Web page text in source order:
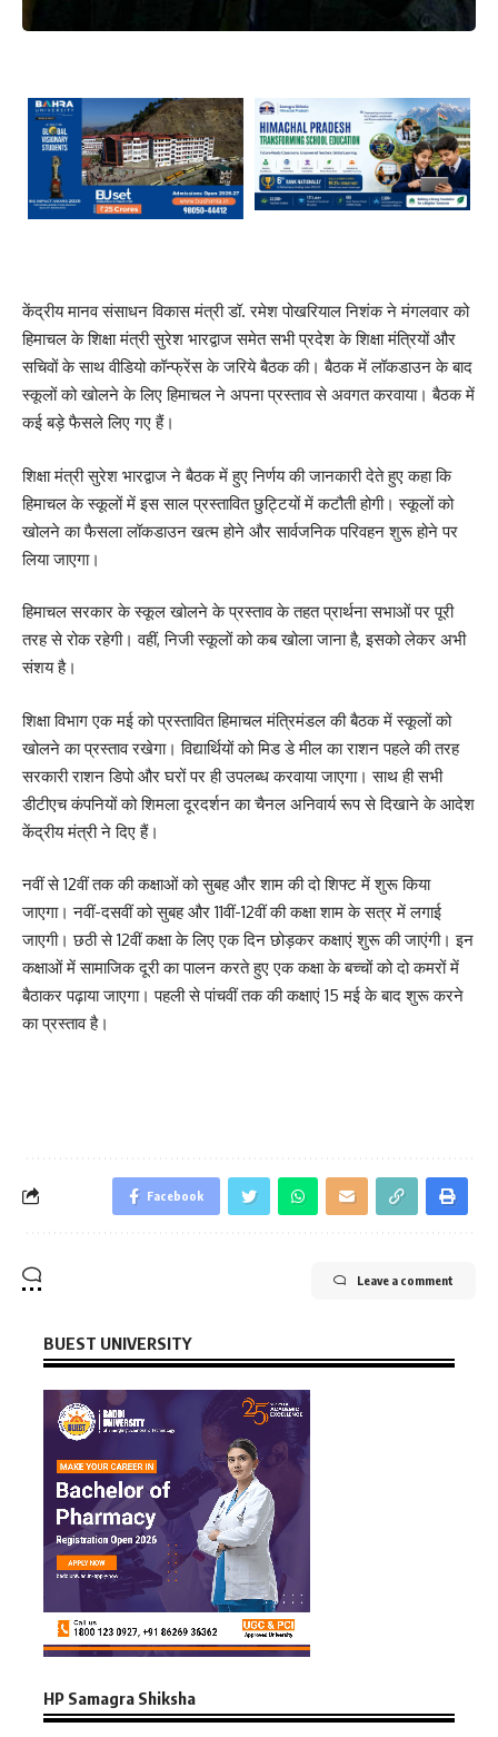
केंद्रीय मानव संसाधन विकास मंत्री डॉ. रमेश पोखरियाल निशंक ने मंगलवार को
हिमाचल के शिक्षा मंत्री सुरेश भारद्वाज समेत सभी प्रदेश के शिक्षा मंत्रियों और
सचिवों के साथ वीडियो कॉन्फ्रेंस के जरिये बैठक की। बैठक में लॉकडाउन के बाद
स्कूलों को खोलने के लिए हिमाचल ने अपना प्रस्ताव से अवगत करवाया। बैठक में
कई बड़े फैसले लिए गए हैं।
शिक्षा मंत्री सुरेश भारद्वाज ने बैठक में हुए निर्णय की जानकारी देते हुए कहा कि
हिमाचल के स्कूलों में इस साल प्रस्तावित छुट्टियों में कटौती होगी। स्कूलों को
खोलने का फैसला लॉकडाउन खत्म होने और सार्वजनिक परिवहन शुरू होने पर
लिया जाएगा।
हिमाचल सरकार के स्कूल खोलने के प्रस्ताव के तहत प्रार्थना सभाओं पर पूरी
तरह से रोक रहेगी। वहीं, निजी स्कूलों को कब खोला जाना है, इसको लेकर अभी
संशय है।
शिक्षा विभाग एक मई को प्रस्तावित हिमाचल मंत्रिमंडल की बैठक में स्कूलों को
खोलने का प्रस्ताव रखेगा। विद्यार्थियों को मिड डे मील का राशन पहले की तरह
सरकारी राशन डिपो और घरों पर ही उपलब्ध करवाया जाएगा। साथ ही सभी
डीटीएच कंपनियों को शिमला दूरदर्शन का चैनल अनिवार्य रूप से दिखाने के आदेश
केंद्रीय मंत्री ने दिए हैं।
नवीं से 12वीं तक की कक्षाओं को सुबह और शाम की दो शिफ्ट में शुरू किया
जाएगा। नवीं-दसवीं को सुबह और 11वीं-12वीं की कक्षा शाम के सत्र में लगाई
जाएगी। छठी से 12वीं कक्षा के लिए एक दिन छोड़कर कक्षाएं शुरू की जाएंगी। इन
कक्षाओं में सामाजिक दूरी का पालन करते हुए एक कक्षा के बच्चों को दो कमरों में
बैठाकर पढ़ाया जाएगा। पहली से पांचवीं तक की कक्षाएं 15 मई के बाद शुरू करने
का प्रस्ताव है।
Facebook
Leave a comment
BUEST UNIVERSITY
HP Samagra Shiksha